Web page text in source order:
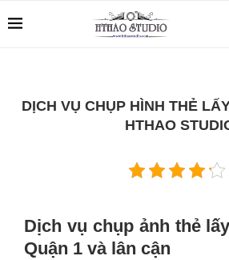
DỊCH VỤ CHỤP HÌNH THẺ
HTHAO
Dịch vụ chụp ảnh thẻ
Quận 1 và lân cận